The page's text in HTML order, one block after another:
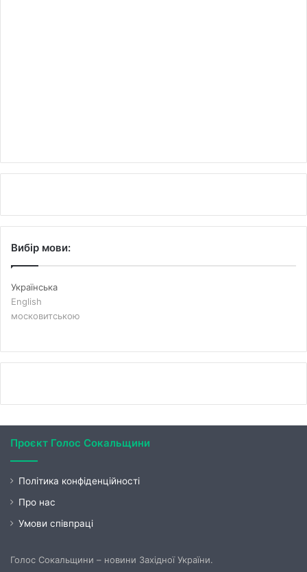
Вибір мови:
Українська
English
московитською
Проєкт Голос Сокальщини
Політика конфіденційності
Про нас
Умови співпраці
Голос Сокальщини – новини Західної України.